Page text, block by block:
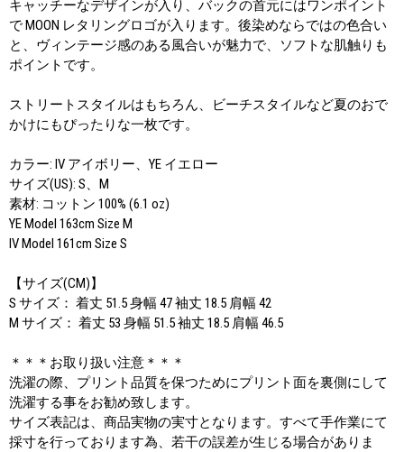
キャッチーなデザインが入り、バックの首元にはワンポイント
で MOON レタリングロゴが入ります。後染めならではの色合い
と、ヴィンテージ感のある風合いが魅力で、ソフトな肌触りも
ポイントです。
ストリートスタイルはもちろん、ビーチスタイルなど夏のおで
かけにもぴったりな一枚です。
カラー: IV アイボリー、YE イエロー
サイズ(US): S、M
素材: コットン 100% (6.1 oz)
YE Model 163cm Size M
IV Model 161cm Size S
【サイズ(CM)】
S サイズ： 着丈 51.5 身幅 47 袖丈 18.5 肩幅 42
M サイズ： 着丈 53 身幅 51.5 袖丈 18.5 肩幅 46.5
＊＊＊お取り扱い注意＊＊＊
洗濯の際、プリント品質を保つためにプリント面を裏側にして
洗濯する事をお勧め致します。
サイズ表記は、商品実物の実寸となります。すべて手作業にて
採寸を行っております為、若干の誤差が生じる場合がありま